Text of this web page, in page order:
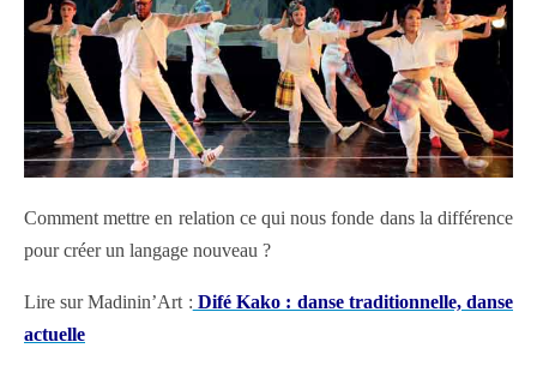
Comment mettre en relation ce qui nous fonde dans la différence
pour créer un langage nouveau ?
Lire sur Madinin’Art : Difé Kako : danse traditionnelle, danse
actuelle